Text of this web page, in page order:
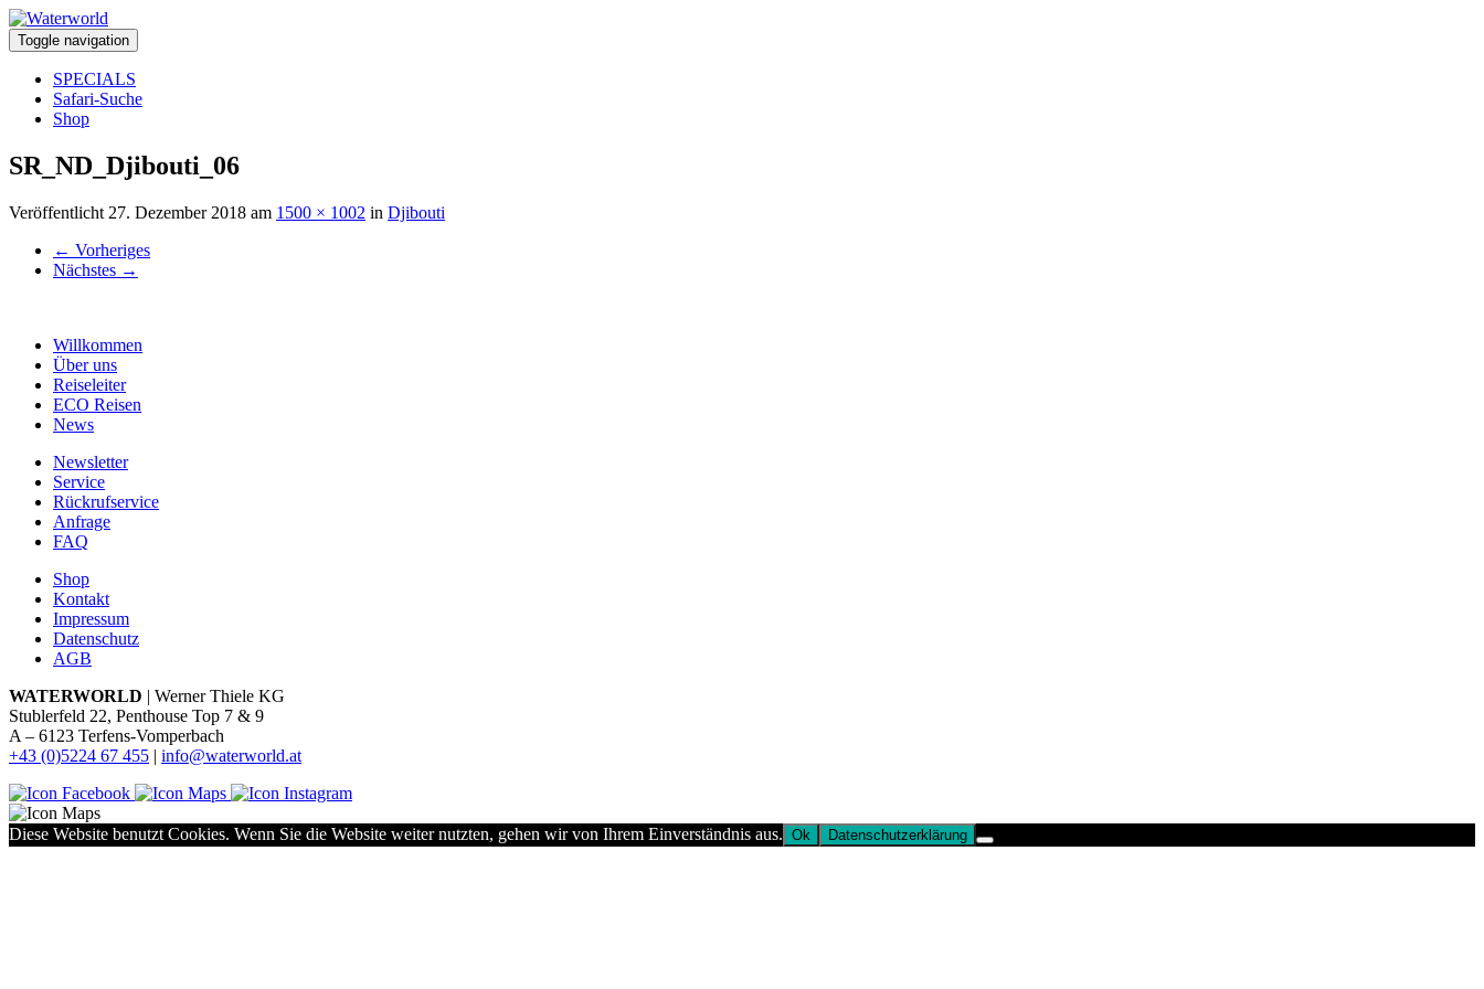
Toggle navigation
SPECIALS
Safari-Suche
Shop
SR_ND_Djibouti_06
Veröffentlicht 27. Dezember 2018 am 1500 × 1002 in Djibouti
← Vorheriges
Nächstes →
Willkommen
Über uns
Reiseleiter
ECO Reisen
News
Newsletter
Service
Rückrufservice
Anfrage
FAQ
Shop
Kontakt
Impressum
Datenschutz
AGB
WATERWORLD | Werner Thiele KG
Stublerfeld 22, Penthouse Top 7 & 9
A – 6123 Terfens-Vomperbach
+43 (0)5224 67 455 | info@waterworld.at
Diese Website benutzt Cookies. Wenn Sie die Website weiter nutzten, gehen wir von Ihrem Einverständnis aus. Ok Datenschutzerklärung